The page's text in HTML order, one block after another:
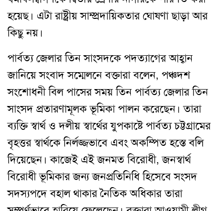
হয়েছ। এটা রাষ্ট্রীয় সাম্প্রদায়িকতার ঘোষণা ছাড়া আর
কিছু নয়।
পার্বত্য জেলার তিন সাংসদকে পদত্যাগের আহ্বান
জানিয়ে সংবাদ সম্মেলনে বক্তারা বলেন, পঞ্চদশ
সংশোধনী বিল পাসের সময় তিন পার্বত্য জেলার তিন
সাংসদ প্রতারণামূলক ভূমিকা পালন করেছেন। তারা
ব্যক্তি স্বার্থ ও দলীয় স্বার্থের যুপকাষ্টে পার্বত্য চট্টগ্রামের
বৃহত্তর স্বার্থকে নির্লজ্জভাবে এবং অকম্পিত হস্তে বলি
দিয়েছেন। কাজেই এই জনমত বিরোধী, জনস্বার্থ
বিরোধী ভূমিকার জন্য জনপ্রতিনিধি হিসেবে সংসদ
সদস্যপদে বহাল থাকার নৈতিক অধিকার তারা